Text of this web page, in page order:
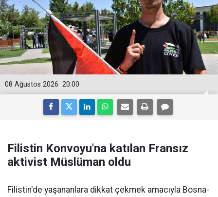
20:00
08 Ağustos 2026
Filistin Konvoyu'na katılan Fransız
aktivist Müslüman oldu
Filistin'de yaşananlara dikkat çekmek amacıyla Bosna-